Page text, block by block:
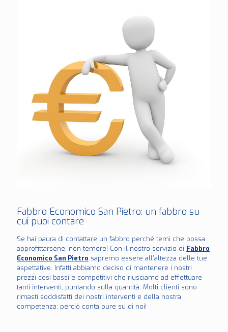
Fabbro Economico San Pietro: un fabbro su
cui puoi contare
Se hai paura di contattare un fabbro perché temi che possa
approfittarsene, non temere! Con il nostro servizio di Fabbro
Economico San Pietro sapremo essere all’altezza delle tue
aspettative. Infatti abbiamo deciso di mantenere i nostri
prezzi così bassi e competitivi che riusciamo ad effettuare
tanti interventi, puntando sulla quantità. Molti clienti sono
rimasti soddisfatti dei nostri interventi e della nostra
competenza: perciò conta pure su di noi!